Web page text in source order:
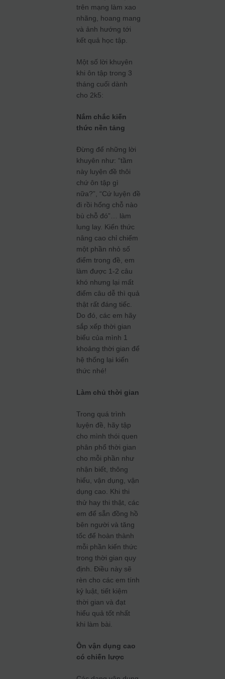
trên mạng làm xao
nhãng, hoang mang
và ảnh hướng tới
kết quả học tập.
Một số lời khuyên
khi ôn tập trong 3
tháng cuối dành
cho 2k5:
Nắm chắc kiến
thức nền tảng
Đừng để những lời
khuyên như: “tầm
này luyện đề thôi
chứ ôn tập gì
nữa?”, “Cứ luyện đề
đi rồi hổng chỗ nào
bù chỗ đó”… làm
lung lay. Kiến thức
nâng cao chỉ chiếm
một phần nhỏ số
điểm trong đề, em
làm được 1-2 câu
khó nhưng lại mất
điểm câu dễ thì quả
thật rất đáng tiếc.
Do đó, các em hãy
sắp xếp thời gian
biểu của mình 1
khoảng thời gian để
hệ thống lại kiến
thức nhé!
Làm chủ thời gian
Trong quá trình
luyện đề, hãy tập
cho mình thói quen
phân phổ thời gian
cho mỗi phần như
nhận biết, thông
hiểu, vận dụng, vận
dụng cao. Khi thi
thử hay thi thật, các
em để sẵn đồng hồ
bên người và tăng
tốc để hoàn thành
mỗi phần kiến thức
trong thời gian quy
định. Điều này sẽ
rèn cho các em tính
kỷ luật, tiết kiệm
thời gian và đạt
hiểu quả tốt nhất
khi làm bài.
Ôn vận dụng cao
có chiến lược